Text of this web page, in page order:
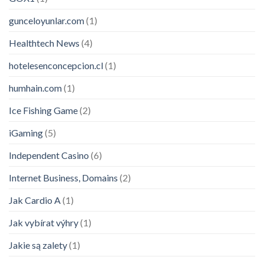
gunceloyunlar.com(1)
Healthtech News (4)
hotelesenconcepcion.cl(1)
humhain.com(1)
Ice Fishing Game(2)
iGaming(5)
Independent Casino (6)
Internet Business, Domains (2)
Jak Cardio A(1)
Jak vybírat výhry(1)
Jakie są zalety(1)